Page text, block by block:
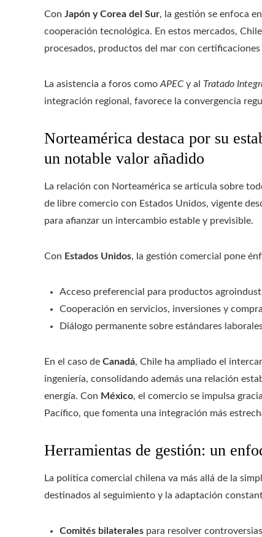
Con Japón y Corea del Sur, la gestión se enfoca
cooperación tecnológica. En estos mercados,
procesados, productos del mar con
La asistencia a foros como APEC y al Tratado
integración regional, favorece la convergencia
Norteamérica destaca por su
un notable valor añadido
La relación con Norteamérica se articula sobre
de libre comercio con Estados Unidos, vigente
para afianzar un intercambio estable y previsible.
Con Estados Unidos, la gestión comercial pone
Acceso preferencial para productos
Cooperación en servicios, inversiones y
Diálogo permanente sobre estándares
En el caso de Canadá, Chile ha ampliado el
ingeniería, consolidando además una relación
energía. Con México, el comercio se impulsa
Pacífico, que fomenta una integración más
Herramientas de gestión: un
La política comercial chilena va más allá de la
destinados al seguimiento y la adaptación
Comités bilaterales para resolver